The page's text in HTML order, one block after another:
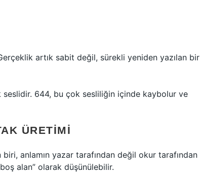
artık sabit değil, sürekli yeniden yazılan bir
seslidir. 644, bu çok sesliliğin içinde kaybolur ve
ÜRETIMI
anlamın yazar tarafından değil okur tarafından
alan” olarak düşünülebilir.